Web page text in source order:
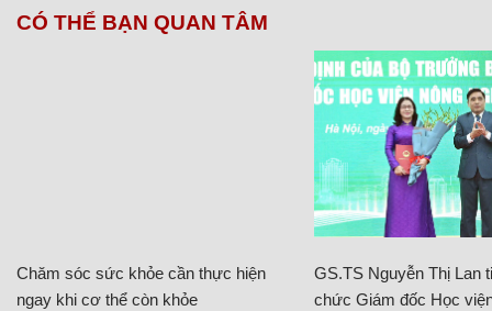
CÓ THỂ BẠN QUAN TÂM
Chăm sóc sức khỏe cần thực hiện
ngay khi cơ thể còn khỏe
GS.TS Nguyễn Thị Lan
chức Giám đốc Học